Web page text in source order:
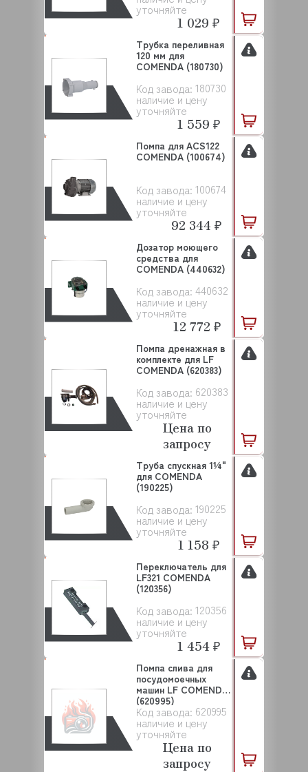
уточняйте
1 029 ₽
Код завода: 180730
наличие и цену
уточняйте
Трубка переливная
120 мм для
COMENDA (180730)
1 559 ₽
Код завода: 100674
наличие и цену
уточняйте
Помпа для ACS122
COMENDA (100674)
92 344 ₽
Код завода: 440632
наличие и цену
уточняйте
Дозатор моющего
средства для
COMENDA (440632)
12 772 ₽
Код завода: 620383
наличие и цену
уточняйте
Помпа дренажная в
комплекте для LF
COMENDA (620383)
Цена по
запросу
Код завода: 190225
наличие и цену
уточняйте
Труба спускная 1¼"
для COMENDA
(190225)
1 158 ₽
Код завода: 120356
наличие и цену
уточняйте
Переключатель для
LF321 COMENDA
(120356)
1 454 ₽
Код завода: 620995
наличие и цену
уточняйте
Помпа слива для
посудомоечных
машин LF COMENDA
(620995)
Цена по
запросу